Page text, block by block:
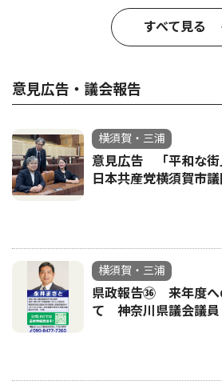
すべて見る
意見広告・議会報告
横須賀・三浦
意見広告 「平和な
日本共産党横須賀市議
横須賀・三浦
県政報告㊱ 来年度へ
て 神奈川県議会議員